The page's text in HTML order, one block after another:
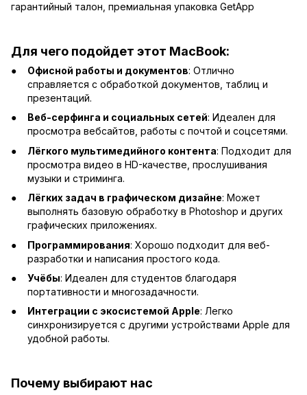
гарантийный талон, премиальная упаковка GetApp
Для чего подойдет этот MacBook:
Офисной работы и документов: Отлично
справляется с обработкой документов, таблиц и
презентаций.
Веб-серфинга и социальных сетей: Идеален для
просмотра вебсайтов, работы с почтой и соцсетями.
Лёгкого мультимедийного контента: Подходит для
просмотра видео в HD-качестве, прослушивания
музыки и стриминга.
Лёгких задач в графическом дизайне: Может
выполнять базовую обработку в Photoshop и других
графических приложениях.
Программирования: Хорошо подходит для веб-
разработки и написания простого кода.
Учёбы: Идеален для студентов благодаря
портативности и многозадачности.
Интеграции с экосистемой Apple: Легко
синхронизируется с другими устройствами Apple для
удобной работы.
Почему выбирают нас